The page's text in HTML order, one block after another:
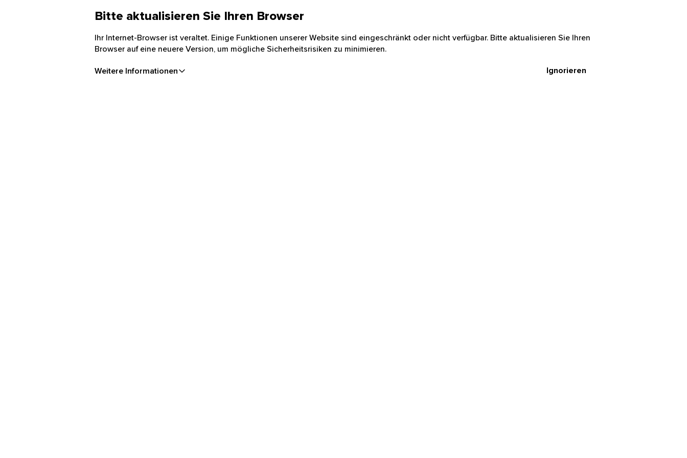
Bitte aktualisieren Sie Ihren Browser
Ihr Internet-Browser ist veraltet. Einige Funktionen unserer Website sind eingeschränkt oder nicht verfügbar. Bitte aktualisieren Sie Ihren
Browser auf eine neuere Version, um mögliche Sicherheitsrisiken zu minimieren.
Weitere Informationen Ignorieren